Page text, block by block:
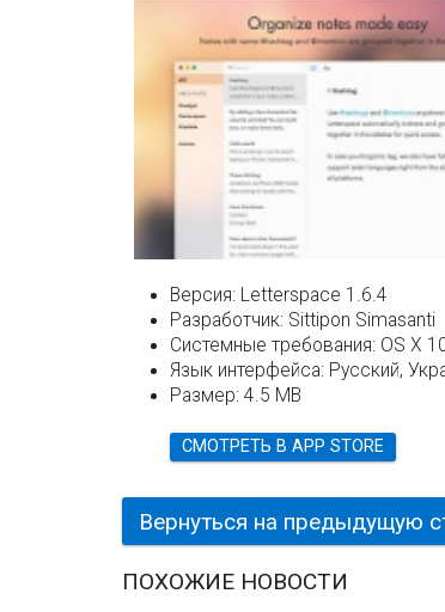
Версия: Letterspace 1.6.4
Разработчик: Sittipon Simasanti
Системные требования: OS X
Язык интерфейса: Русский,
Размер: 4.5 MB
СМОТРЕТЬ В APP STORE
Вернуться на предыдущую
ПОХОЖИЕ НОВОСТИ